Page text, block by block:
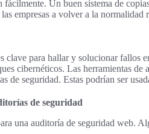
fácilmente. Un buen sistema de
empresas a volver a la normalidad
clave para hallar y solucionar fallos
cibernéticos. Las herramientas
de seguridad. Estas podrían ser
de seguridad
una auditoría de seguridad web.